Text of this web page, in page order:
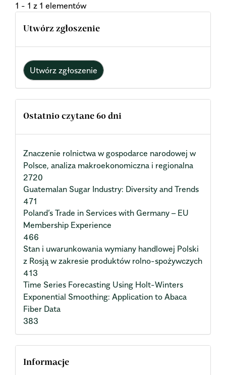
1 - 1 z 1 elementów
Utwórz zgłoszenie
Utwórz zgłoszenie
Ostatnio czytane 60 dni
Znaczenie rolnictwa w gospodarce narodowej w
Polsce, analiza makroekonomiczna i regionalna
2720
Guatemalan Sugar Industry: Diversity and Trends
471
Poland’s Trade in Services with Germany – EU
Membership Experience
466
Stan i uwarunkowania wymiany handlowej Polski
z Rosją w zakresie produktów rolno-spożywczych
413
Time Series Forecasting Using Holt-Winters
Exponential Smoothing: Application to Abaca
Fiber Data
383
Informacje